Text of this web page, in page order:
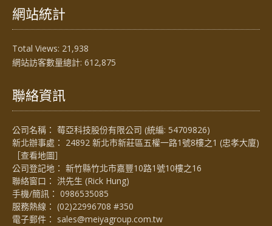
網站統計
Total Views: 21,938
網站訪客數量總計: 612,875
聯絡資訊
公司名稱： 莓亞科技股份有限公司 (統編: 54709826)
新北辦事處： 24892 新北市新莊區五權一路1號8樓之1 (忠孝大廈)
［查看地圖］
公司登記地： 新竹縣竹北市嘉豐10路1號10樓之16
聯絡窗口： 洪先生 (Rick Hung)
手機/簡訊： 0986535085
服務熱線： (02)22996708 #350
電子郵件： sales@meiyagroup.com.tw